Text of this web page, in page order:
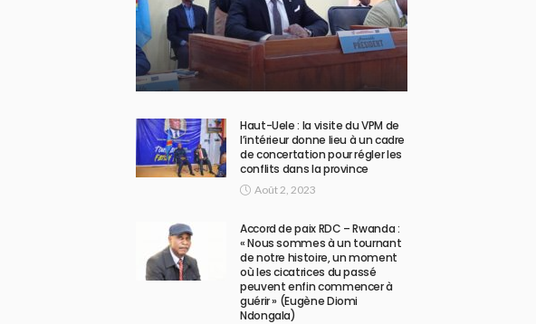
Haut-Uele : la visite du VPM de
l’intérieur donne lieu à un cadre
de concertation pour régler les
conflits dans la province
Août 2, 2023
Accord de paix RDC – Rwanda :
« Nous sommes à un tournant
de notre histoire, un moment
où les cicatrices du passé
peuvent enfin commencer à
guérir » (Eugène Diomi
Ndongala)